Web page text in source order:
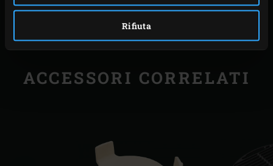
Rifiuta
STAMPA
ACCESSORI CORRELATI